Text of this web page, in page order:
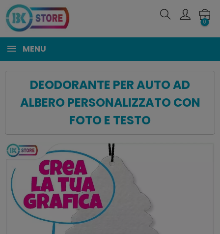
0
MENU
DEODORANTE PER AUTO AD
ALBERO PERSONALIZZATO CON
FOTO E TESTO